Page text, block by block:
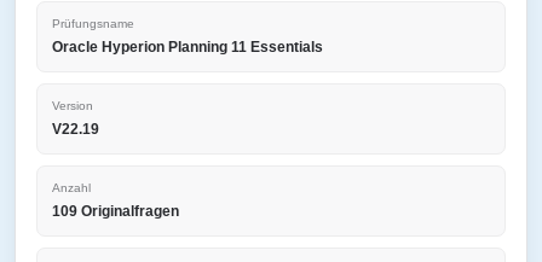
Prüfungsname
Oracle Hyperion Planning 11 Essentials
Version
V22.19
Anzahl
109 Originalfragen